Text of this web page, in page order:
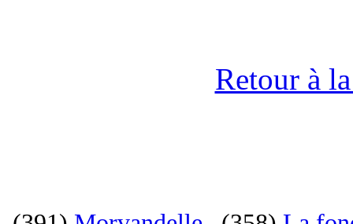
Retour à